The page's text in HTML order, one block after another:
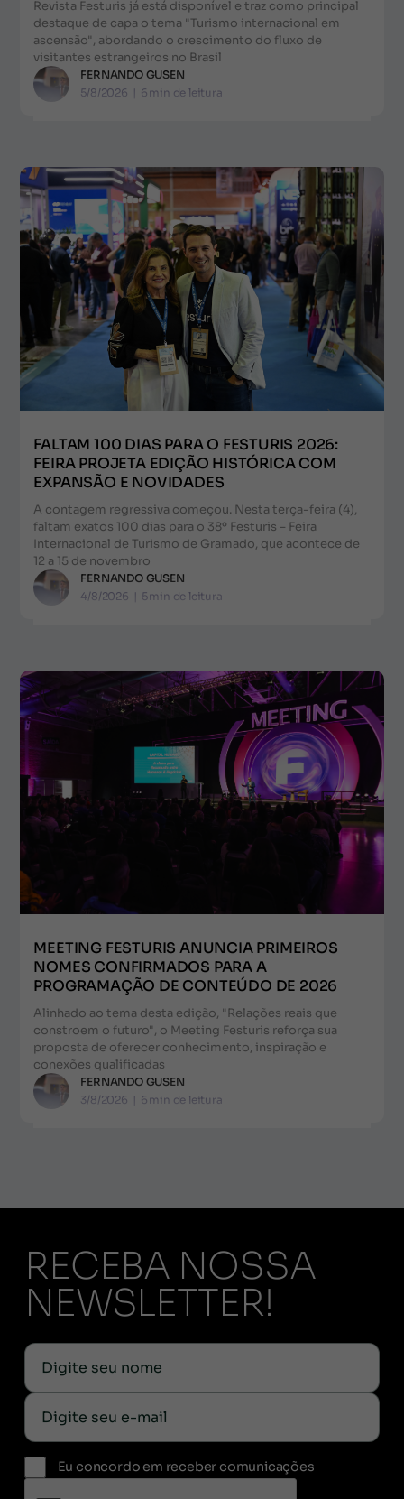
Revista Festuris já está disponível e traz como principal
destaque de capa o tema "Turismo internacional em
ascensão", abordando o crescimento do fluxo de
visitantes estrangeiros no Brasil
FERNANDO GUSEN
5/8/2026 | 6 min de leitura
FALTAM 100 DIAS PARA O FESTURIS 2026:
FEIRA PROJETA EDIÇÃO HISTÓRICA COM
EXPANSÃO E NOVIDADES
A contagem regressiva começou. Nesta terça-feira (4),
faltam exatos 100 dias para o 38º Festuris – Feira
Internacional de Turismo de Gramado, que acontece de
12 a 15 de novembro
FERNANDO GUSEN
4/8/2026 | 5min de leitura
MEETING FESTURIS ANUNCIA PRIMEIROS
NOMES CONFIRMADOS PARA A
PROGRAMAÇÃO DE CONTEÚDO DE 2026
Alinhado ao tema desta edição, "Relações reais que
constroem o futuro", o Meeting Festuris reforça sua
proposta de oferecer conhecimento, inspiração e
conexões qualificadas
FERNANDO GUSEN
3/8/2026 | 6 min de leitura
RECEBA NOSSA
NEWSLETTER!
Eu concordo em receber comunicações